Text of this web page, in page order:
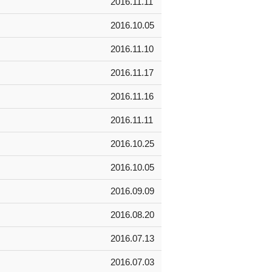
2016.10.05
2016.11.10
2016.11.17
2016.11.16
2016.11.11
2016.10.25
2016.10.05
2016.09.09
2016.08.20
2016.07.13
2016.07.03